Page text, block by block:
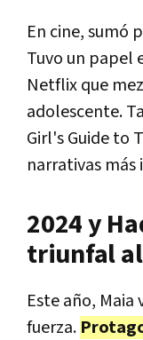
En cine, sumó
Tuvo un papel
Netflix que
adolescente.
Girl's Guide to
narrativas
2024 y
triunfal
Este año, Maia
fuerza.